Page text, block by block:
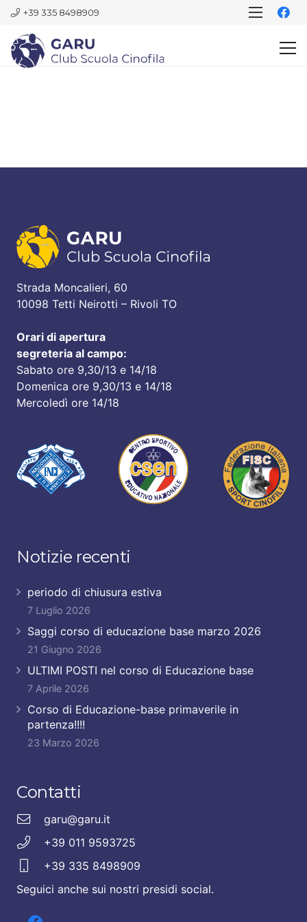
+39 335 8498909
Strada Moncalieri, 60
10098 Tetti Neirotti – Rivoli TO
Orari di apertura
segreteria al campo:
Sabato ore 9,30/13 e 14/18
Domenica ore 9,30/13 e 14/18
Mercoledì ore 14/18
Notizie recenti
periodo di chiusura estiva
7 Luglio 2026
Saggi corso di educazione base marzo 2026
21 Giugno 2026
ULTIMI POSTI nel corso di Educazione base
7 Aprile 2026
Corso di Educazione-base primaverile in
partenza!!!!
23 Marzo 2026
Contatti
garu@garu.it
+39 011 9593725
+39 335 8498909
Seguici anche sui nostri presidi social.